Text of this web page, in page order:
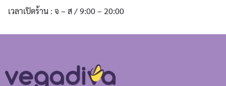
เวลาเปิดร้าน : จ – ส / 9:00 – 20:00